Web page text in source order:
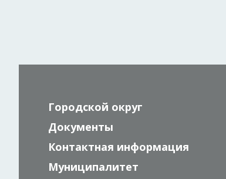
Городской округ
Документы
Контактная информация
Муниципалитет